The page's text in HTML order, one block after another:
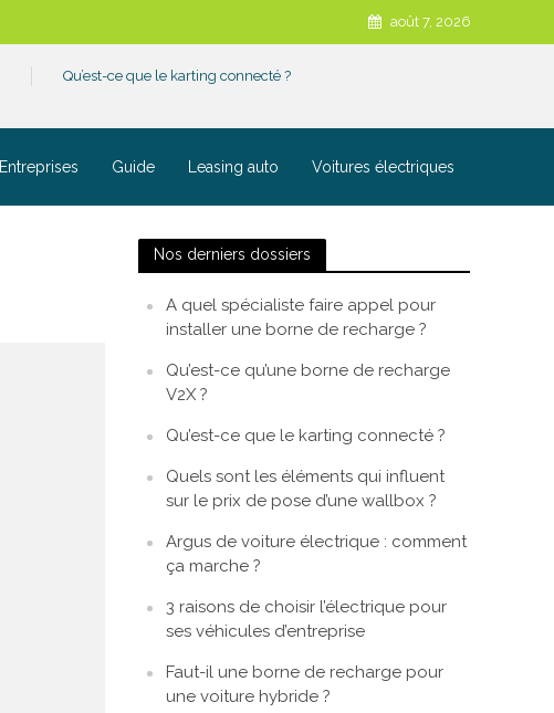
août 7, 2026
Qu’est-ce que le karting connecté ?
Entreprises Guide Leasing auto Voitures électriques
Nos derniers dossiers
A quel spécialiste faire appel pour
installer une borne de recharge ?
Qu’est-ce qu’une borne de recharge
V2X ?
Qu’est-ce que le karting connecté ?
Quels sont les éléments qui influent
sur le prix de pose d’une wallbox ?
Argus de voiture électrique : comment
ça marche ?
3 raisons de choisir l’électrique pour
ses véhicules d’entreprise
Faut-il une borne de recharge pour
une voiture hybride ?